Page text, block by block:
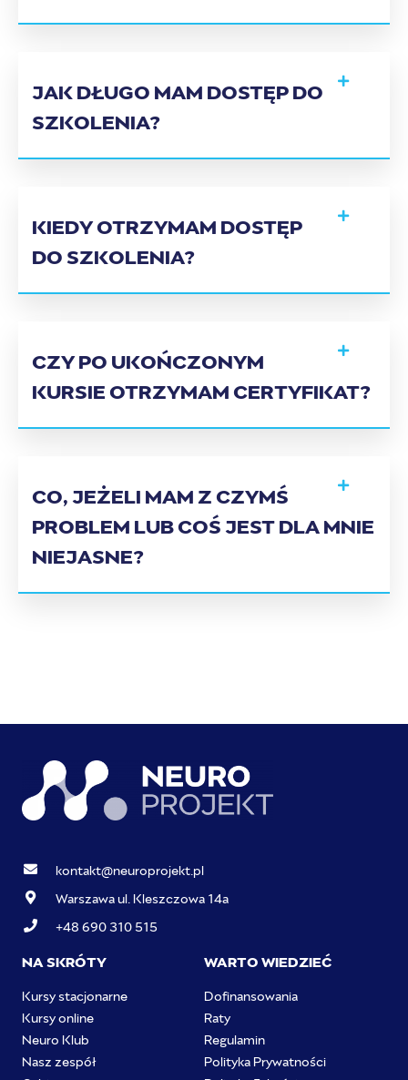
JAK DŁUGO MAM DOSTĘP DO
SZKOLENIA?
KIEDY OTRZYMAM DOSTĘP
DO SZKOLENIA?
CZY PO UKOŃCZONYM
KURSIE OTRZYMAM CERTYFIKAT?
CO, JEŻELI MAM Z CZYMŚ
PROBLEM LUB COŚ JEST DLA MNIE
NIEJASNE?
kontakt@neuroprojekt.pl
Warszawa ul. Kleszczowa 14a
+48 690 310 515
NA SKRÓTY
Kursy stacjonarne
Kursy online
Neuro Klub
Nasz zespół
WARTO WIEDZIEĆ
Dofinansowania
Raty
Regulamin
Polityka Prywatności